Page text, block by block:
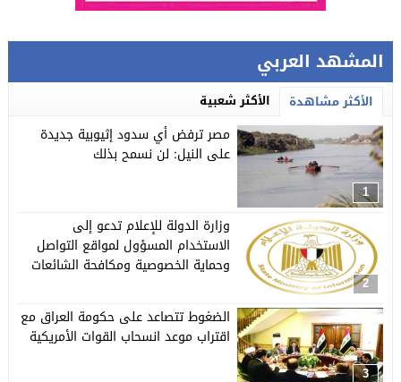
المشهد العربي
الأكثر مشاهدة الأكثر شعبية
1
مصر ترفض أي سدود إثيوبية جديدة
على النيل: لن نسمح بذلك
2
وزارة الدولة للإعلام تدعو إلى
الاستخدام المسؤول لمواقع التواصل
وحماية الخصوصية ومكافحة الشائعات
3
الضغوط تتصاعد على حكومة العراق مع
اقتراب موعد انسحاب القوات الأمريكية